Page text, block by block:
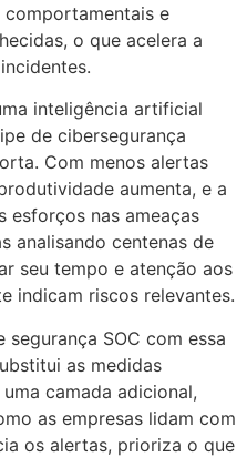
e
o que acelera a
inteligência artificial
de cibersegurança
Com menos alertas
aumenta, e a
esforços nas ameaças
analisando centenas de
seu tempo e atenção aos
indicam riscos relevantes.
SOC com essa
as medidas
camada adicional,
as empresas lidam com
os alertas, prioriza o que